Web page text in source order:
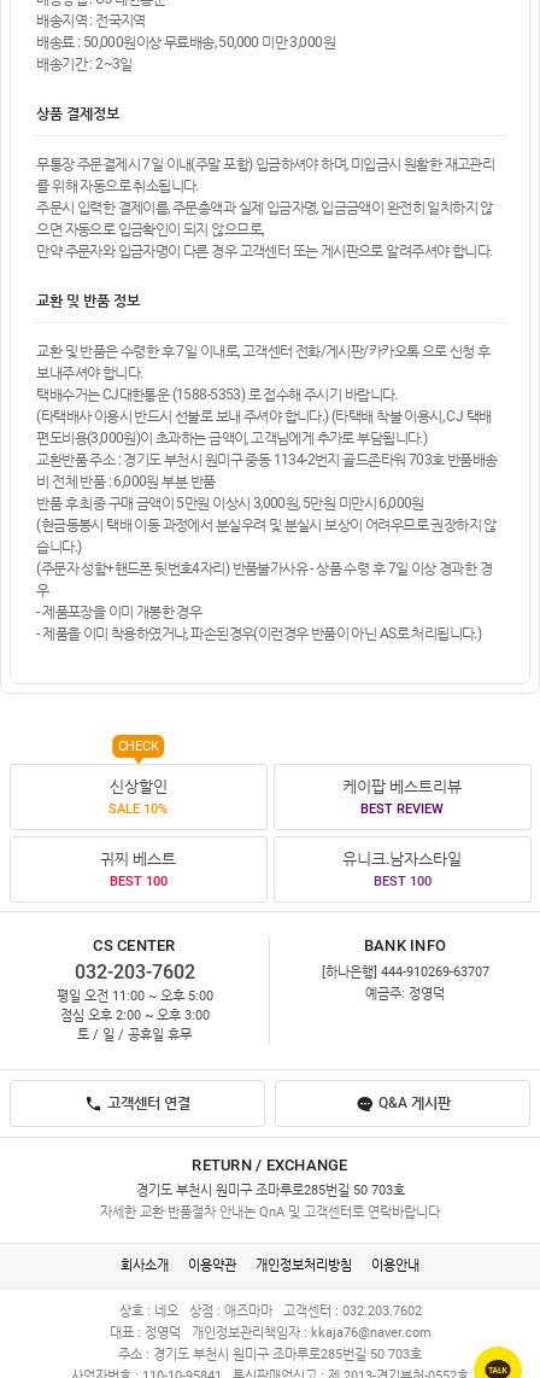
배송지역 : 전국지역
배송료 : 50,000원이상 무료배송, 50,000 미만 3,000원
배송기간 : 2~3일
상품 결제정보
무통장 주문결제시 7일 이내(주말 포함) 입금하셔야 하며, 미입금시 원활한 재고관리
를 위해 자동으로 취소됩니다.
주문시 입력한 결제이름, 주문총액과 실제 입금자명, 입금금액이 완전히 일치하지 않
으면 자동으로 입금확인이 되지 않으므로,
만약 주문자와 입금자명이 다른 경우 고객센터 또는 게시판으로 알려주셔야 합니다.
교환 및 반품 정보
교환 및 반품은 수령한 후 7일 이내로, 고객센터 전화/게시판/카카오톡 으로 신청 후
보내주셔야 합니다.
택배수거는 CJ대한통운 (1588-5353) 로 접수해 주시기 바랍니다.
(타택배사 이용시 반드시 선불로 보내 주셔야 합니다.) (타택배 착불 이용시, CJ 택배
편도비용(3,000원)이 초과하는 금액이, 고객님에게 추가로 부담됩니다.)
교환반품 주소 : 경기도 부천시 원미구 중동 1134-2번지 골드존타워 703호 반품배송
비 전체 반품 : 6,000원 부분 반품
반품 후 최종 구매 금액이 5만원 이상시 3,000원, 5만원 미만시 6,000원
(현금동봉시 택배 이동 과정에서 분실우려 및 분실시 보상이 어려우므로 권장하지 않
습니다.)
(주문자 성함+핸드폰 뒷번호4자리) 반품불가사유 - 상품 수령 후 7일 이상 경과한 경
우
- 제품포장을 이미 개봉한 경우
- 제품을 이미 착용하였거나, 파손된경우(이런경우 반품이 아닌 AS로 처리됩니다.)
신상할인
SALE 10%
CHECK
케이팝 베스트리뷰
BEST REVIEW
귀찌 베스트
BEST 100
유니크.남자스타일
BEST 100
CS CENTER
032-203-7602
평일 오전 11:00 ~ 오후 5:00
점심 오후 2:00 ~ 오후 3:00
토 / 일 / 공휴일 휴무
BANK INFO
[하나은행] 444-910269-63707
예금주: 정영덕
고객센터 연결 Q&A 게시판
RETURN / EXCHANGE
경기도 부천시 원미구 조마루로285번길 50 703호
자세한 교환·반품절차 안내는 QnA 및 고객센터로 연락바랍니다
회사소개 이용약관 개인정보처리방침 이용안내
상호 : 네오 상점 : 애즈마마
고객센터 : 032.203.7602
대표 : 정영덕
개인정보관리책임자 : kkaja76@naver.com
주소 : 경기도 부천시 원미구 조마루로285번길 50 703호